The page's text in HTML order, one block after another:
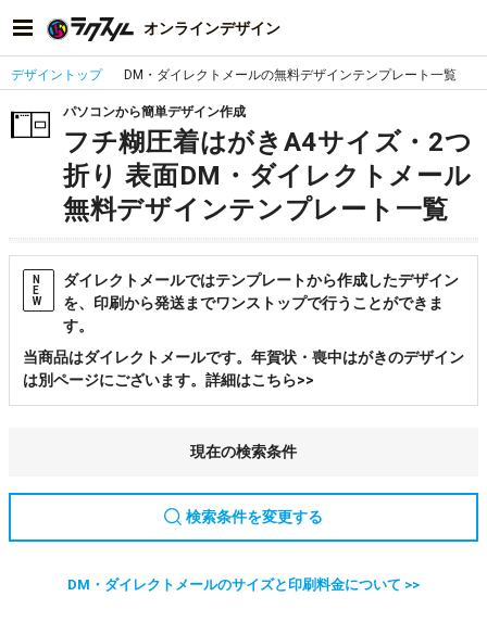
オンラインデザイン
デザイントップ DM・ダイレクトメールの無料デザインテンプレート一覧
パソコンから簡単デザイン作成
フチ糊圧着はがきA4サイズ・2つ
折り 表面DM・ダイレクトメール
無料デザインテンプレート一覧
N
E
W
ダイレクトメールではテンプレートから作成したデザイン
を、印刷から発送までワンストップで行うことができま
す。
当商品はダイレクトメールです。年賀状・喪中はがきのデザイン
は別ページにございます。詳細はこちら>>
現在の検索条件
検索条件を変更する
DM・ダイレクトメールのサイズと印刷料金について >>